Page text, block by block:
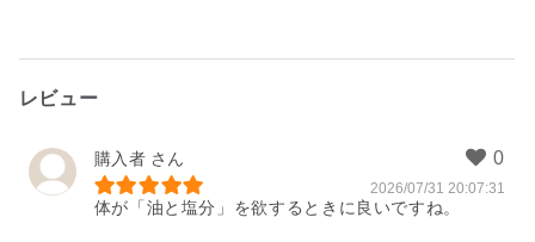
レビュー
購入者
2026/07/31 20:07:31
体が「油と塩分」を欲するときに良いですね。